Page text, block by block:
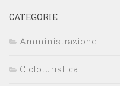
CATEGORIE
Amministrazione
Cicloturistica